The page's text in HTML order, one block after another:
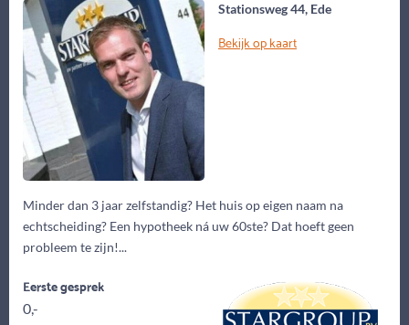
Stationsweg 44, Ede
Bekijk op kaart
Minder dan 3 jaar zelfstandig? Het huis op eigen naam na
echtscheiding? Een hypotheek ná uw 60ste? Dat hoeft geen
probleem te zijn!...
Eerste gesprek
0,-